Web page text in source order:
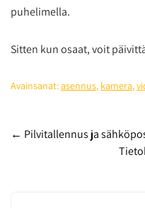
puhelimella.
Sitten kun osaat, voit
Avainsanat:asennus, kamera,
Post
← Pilvitallennus ja